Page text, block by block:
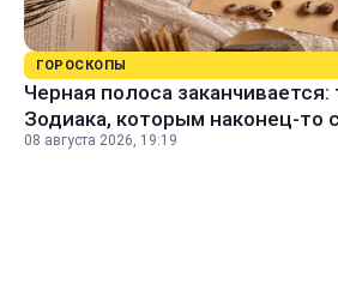
ГОРОСКОПЫ
Черная полоса заканчивается:
Зодиака, которым наконец-то
08 августа 2026, 19:19